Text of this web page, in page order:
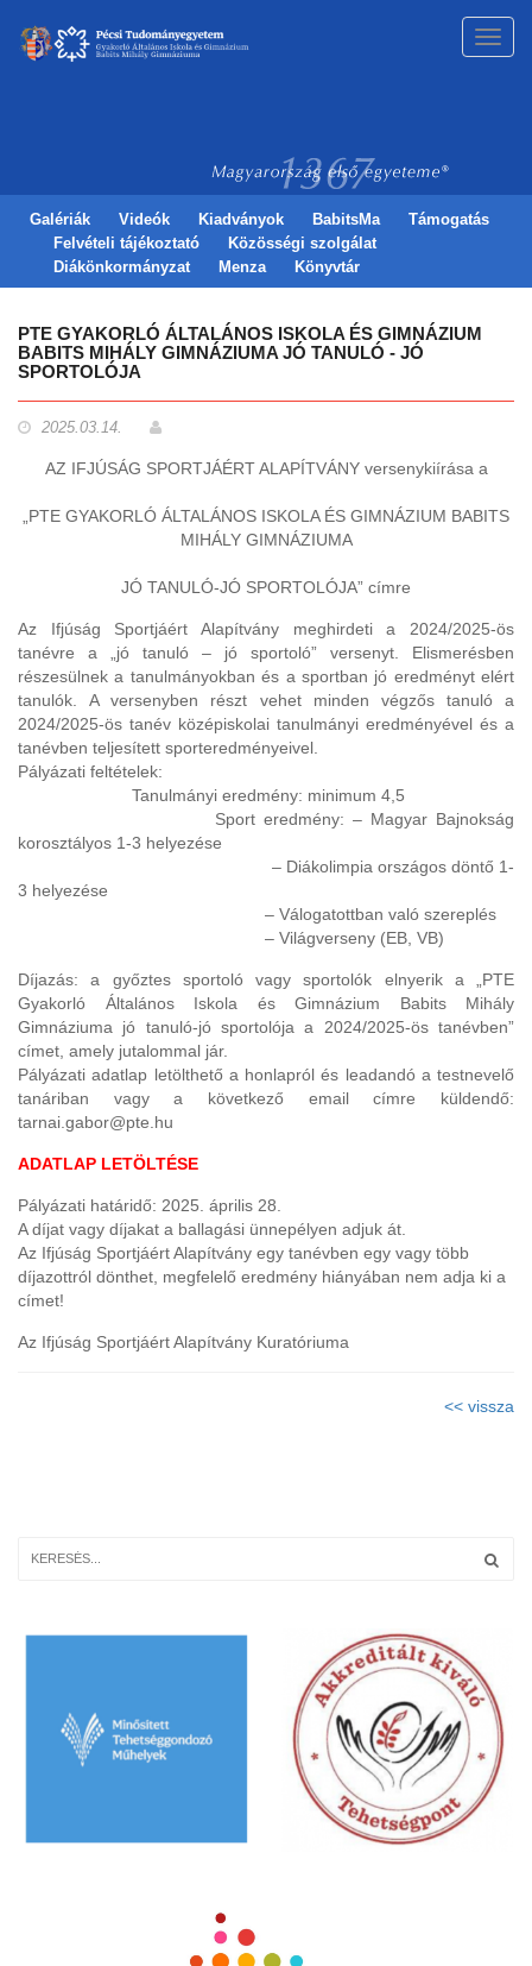
Galériák Videók Kiadványok BabitsMa
Támogatás
Felvételi tájékoztató
Közösségi szolgálat
Diákönkormányzat
Menza Könyvtár
PTE GYAKORLÓ ÁLTALÁNOS ISKOLA ÉS GIMNÁZIUM
BABITS MIHÁLY GIMNÁZIUMA JÓ TANULÓ - JÓ
SPORTOLÓJA
2025.03.14.
AZ IFJÚSÁG SPORTJÁÉRT ALAPÍTVÁNY versenykiírása a
„PTE GYAKORLÓ ÁLTALÁNOS ISKOLA ÉS GIMNÁZIUM BABITS
MIHÁLY GIMNÁZIUMA
JÓ TANULÓ-JÓ SPORTOLÓJA” címre
Az Ifjúság Sportjáért Alapítvány meghirdeti a 2024/2025-ös
tanévre a „jó tanuló – jó sportoló” versenyt. Elismerésben
részesülnek a tanulmányokban és a sportban jó eredményt elért
tanulók. A versenyben részt vehet minden végzős tanuló a
2024/2025-ös tanév középiskolai tanulmányi eredményével és a
tanévben teljesített sporteredményeivel.
Pályázati feltételek:
Tanulmányi eredmény: minimum 4,5
Sport eredmény: – Magyar Bajnokság
korosztályos 1-3 helyezése
– Diákolimpia országos döntő 1-
3 helyezése
– Válogatottban való szereplés
– Világverseny (EB, VB)
Díjazás: a győztes sportoló vagy sportolók elnyerik a „PTE
Gyakorló Általános Iskola és Gimnázium Babits Mihály
Gimnáziuma jó tanuló-jó sportolója a 2024/2025-ös tanévben”
címet, amely jutalommal jár.
Pályázati adatlap letölthető a honlapról és leadandó a testnevelő
tanáriban vagy a következő email címre küldendő:
tarnai.gabor@pte.hu
ADATLAP LETÖLTÉSE
Pályázati határidő: 2025. április 28.
A díjat vagy díjakat a ballagási ünnepélyen adjuk át.
Az Ifjúság Sportjáért Alapítvány egy tanévben egy vagy több
díjazottról dönthet, megfelelő eredmény hiányában nem adja ki a
címet!
Az Ifjúság Sportjáért Alapítvány Kuratóriuma
<< vissza